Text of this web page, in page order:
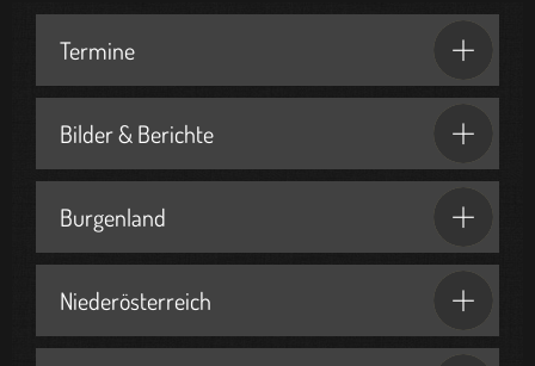
Termine
Bilder & Berichte
Burgenland
Niederösterreich